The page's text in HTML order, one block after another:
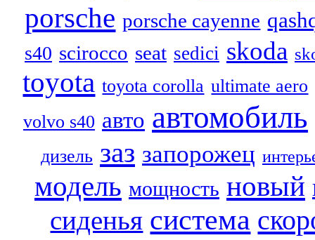
porsche porsche cayenne
s40 scirocco seat sedici skoda
toyota toyota corolla ultimate aero
volvo s40 авто автомобиль
дизель заз запорожец
модель мощность новый
сиденья система